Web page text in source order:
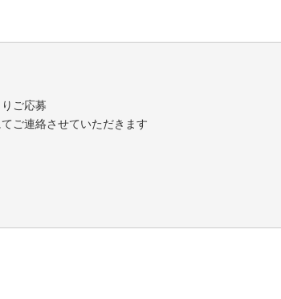
ご応募
ご連絡させていただきます
です。